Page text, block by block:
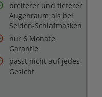
breiterer und tieferer
Augenraum als bei
Seiden-Schlafmasken
nur 6 Monate
Garantie
passt nicht auf jedes
Gesicht